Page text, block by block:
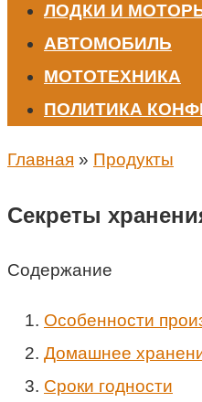
ЛОДКИ И
АВТОМОБИЛЬ
МОТОТЕХНИКА
ПОЛИТИКА
Главная » Продукты
Секреты
Содержание
Особенности
Домашнее
Сроки годности